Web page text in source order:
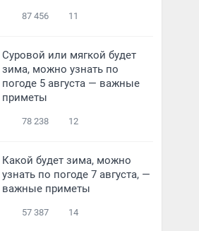
87 456 11
Суровой или мягкой будет
зима, можно узнать по
погоде 5 августа — важные
приметы
78 238 12
Какой будет зима, можно
узнать по погоде 7 августа, —
важные приметы
57 387 14